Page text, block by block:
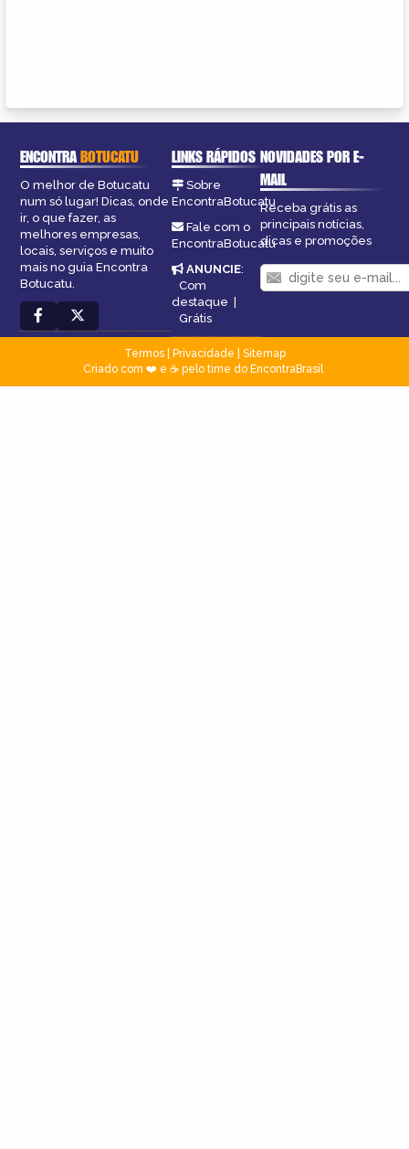
ENCONTRABOTUCATU
O melhor de Botucatu
num só lugar! Dicas, onde
ir, o que fazer, as
melhores empresas,
locais, serviços e muito
mais no guia Encontra
Botucatu.
LINKS RÁPIDOS
Sobre
EncontraBotucatu
Fale com o
EncontraBotucatu
ANUNCIE:
Com
destaque |
Grátis
NOVIDADES POR E-
MAIL
Receba grátis as
principais notícias,
dicas e promoções
Termos| Privacidade
Sitemap
Criado com ❤️ e ☕ pelo time do EncontraBrasil